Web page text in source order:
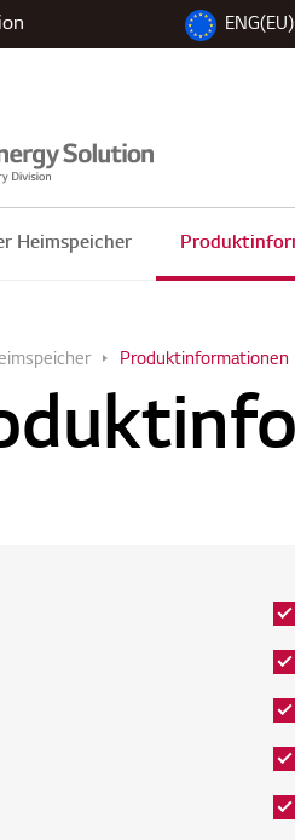
ENG(EU)
Heimspeicher
Produktinformationen